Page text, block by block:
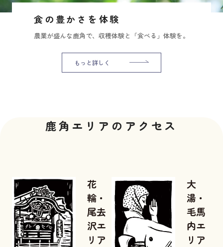
食の豊かさを体験
農業が盛んな鹿角で、収穫体験と「食べる」体験を。
もっと詳しく
鹿角エリアのアクセス
花
輪・
尾去
沢エ
リア
大
湯・
毛馬
内エ
リア